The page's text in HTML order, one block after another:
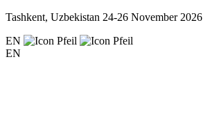
Tashkent, Uzbekistan 24-26 November 2026
EN
EN